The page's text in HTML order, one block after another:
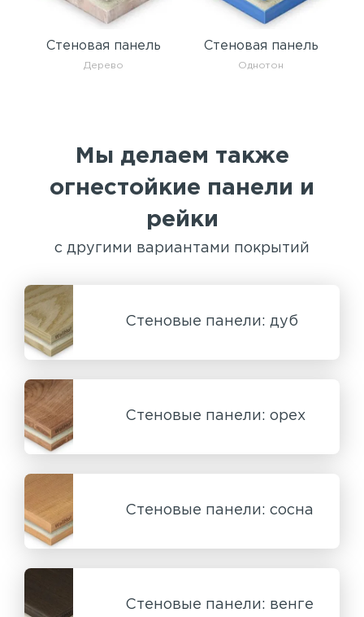
Стеновая панель
Дерево
Стеновая панель
Однотон
Мы делаем также
огнестойкие панели и
рейки
с другими вариантами покрытий
Стеновые панели: дуб
Стеновые панели: орех
Стеновые панели: сосна
Стеновые панели: венге